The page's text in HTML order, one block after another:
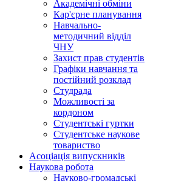
Академічні обміни
Кар'єрне планування
Навчально-
методичний відділ
ЧНУ
Захист прав студентів
Графіки навчання та
постійний розклад
Студрада
Можливості за
кордоном
Студентські гуртки
Студентське наукове
товариство
Асоціація випускників
Наукова робота
Науково-громадські